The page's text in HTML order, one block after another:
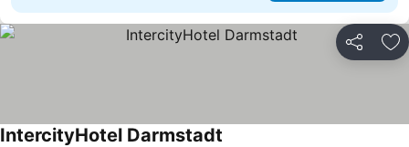
Jaa
IntercityHotel Darmstadt